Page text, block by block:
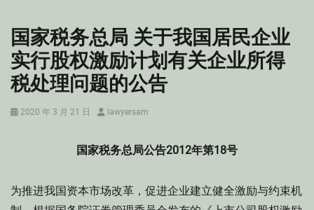
国家税务总局 关于我国居民企业
实行股权激励计划有关企业所得
税处理问题的公告
Posted
2020 年 3 月 21 日 Authorlawyersam
国家税务总局公告2012年第18号
为推进我国资本市场改革，促进企业建立健全激励与约束机